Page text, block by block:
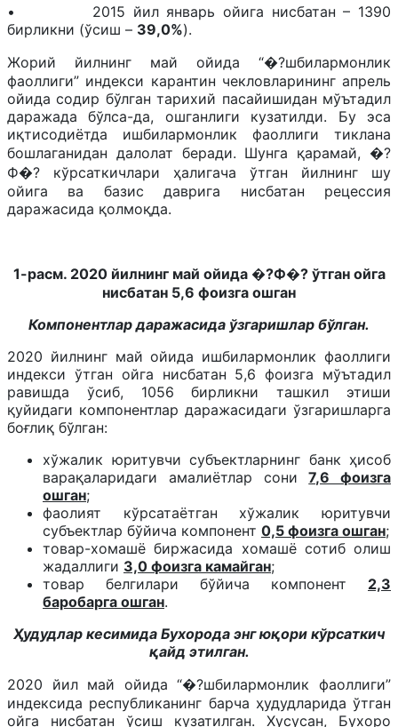
• 2015 йил январь ойига нисбатан – 1390
бирликни (ўсиш – 39,0%).
Жорий йилнинг май ойида “�?шбилармонлик
фаоллиги” индекси карантин чекловларининг апрель
ойида содир бўлган тарихий пасайишидан мўътадил
даражада бўлса-да, ошганлиги кузатилди. Бу эса
иқтисодиётда ишбилармонлик фаоллиги тиклана
бошлаганидан далолат беради. Шунга қарамай, �?
Ф�? кўрсаткичлари ҳалигача ўтган йилнинг шу
ойига ва базис даврига нисбатан рецессия
даражасида қолмоқда.
1-расм. 2020 йилнинг май ойида �?Ф�? ўтган ойга
нисбатан 5,6 фоизга ошган
Компонентлар даражасида ўзгаришлар бўлган.
2020 йилнинг май ойида ишбилармонлик фаоллиги
индекси ўтган ойга нисбатан 5,6 фоизга мўътадил
равишда ўсиб, 1056 бирликни ташкил этиши
қуйидаги компонентлар даражасидаги ўзгаришларга
боғлиқ бўлган:
хўжалик юритувчи субъектларнинг банк ҳисоб
варақаларидаги амалиётлар сони7,6 фоизга
ошган;
фаолият кўрсатаётган хўжалик юритувчи
субъектлар бўйича компонент 0,5 фоизга ошган;
товар-хомашё биржасида хомашё сотиб олиш
жадаллиги 3,0 фоизга камайган;
товар белгилари бўйича компонент 2,3
баробарга ошган.
Ҳудудлар кесимида Бухорода энг юқори кўрсаткич
қайд этилган.
2020 йил май ойида “�?шбилармонлик фаоллиги”
индексида республиканинг барча ҳудудларида ўтган
ойга нисбатан ўсиш кузатилган. Хусусан, Бухоро